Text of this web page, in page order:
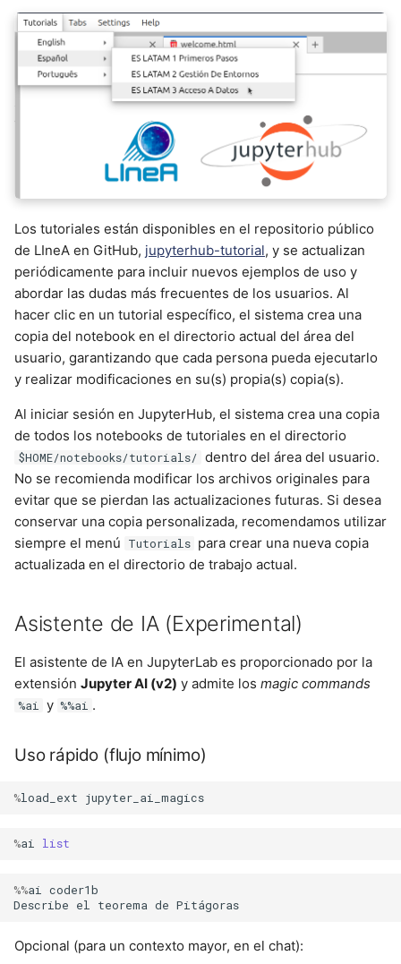
Los tutoriales están disponibles en el repositorio público
de LIneA en GitHub, jupyterhub-tutorial, y se actualizan
periódicamente para incluir nuevos ejemplos de uso y
abordar las dudas más frecuentes de los usuarios. Al
hacer clic en un tutorial específico, el sistema crea una
copia del notebook en el directorio actual del área del
usuario, garantizando que cada persona pueda ejecutarlo
y realizar modificaciones en su(s) propia(s) copia(s).
Al iniciar sesión en JupyterHub, el sistema crea una copia
de todos los notebooks de tutoriales en el directorio
$HOME/notebooks/tutorials/ dentro del área del usuario.
No se recomienda modificar los archivos originales para
evitar que se pierdan las actualizaciones futuras. Si desea
conservar una copia personalizada, recomendamos utilizar
siempre el menú
Tutorials para crear una nueva copia
actualizada en el directorio de trabajo actual.
Asistente de IA (Experimental)
El asistente de IA en JupyterLab es proporcionado por la
extensión Jupyter AI (v2) y admite los magic commands
%ai y %%ai .
Uso rápido (flujo mínimo)
%load_ext jupyter_ai_magics
%ai list
%%ai
coder1b
Describe
el teorema de Pitágoras
Opcional (para un contexto mayor, en el chat):